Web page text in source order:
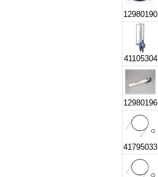
12980190
41105304
12980196
41795033